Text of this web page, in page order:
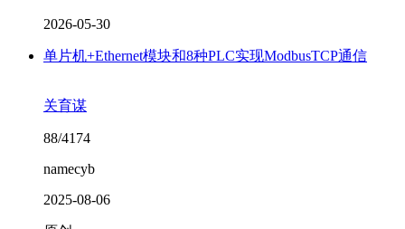
2026-05-30
单片机+Ethernet模块和8种PLC实现ModbusTCP通信
关育谋
88/4174
namecyb
2025-08-06